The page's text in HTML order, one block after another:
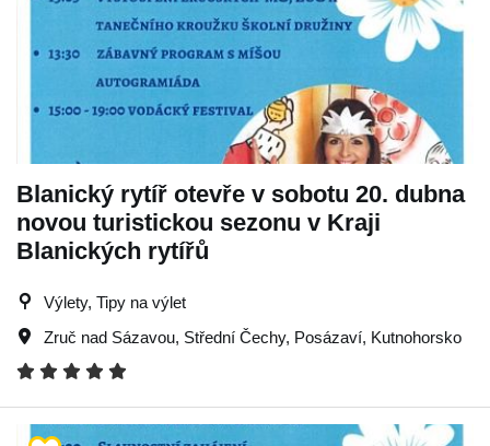
Blanický rytíř otevře v sobotu 20. dubna
novou turistickou sezonu v Kraji
Blanických rytířů
Výlety, Tipy na výlet
Zruč nad Sázavou, Střední Čechy, Posázaví, Kutnohorsko